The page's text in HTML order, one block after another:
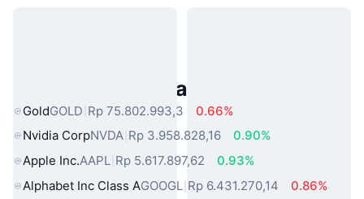
Aset Dunia Nyata Populer
GoldGOLD Rp 75.802.993,3
0.66%
Nvidia CorpNVDA Rp 3.958.828,16
0.90%
Apple Inc.AAPL Rp 5.617.897,62
0.93%
Alphabet Inc Class AGOOGL Rp 6.431.270,14 0.86%